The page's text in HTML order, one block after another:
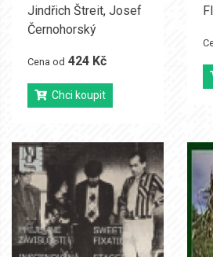
Jindřich Štreit, Josef
Černohorský
Cena od 424 Kč
Chci koupit